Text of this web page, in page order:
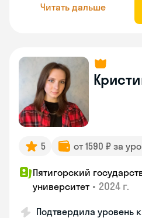
Читать дальше
5 от 1590 ₽ за
Пятигорский
университет • 2024 г.
Подтвердила уровень